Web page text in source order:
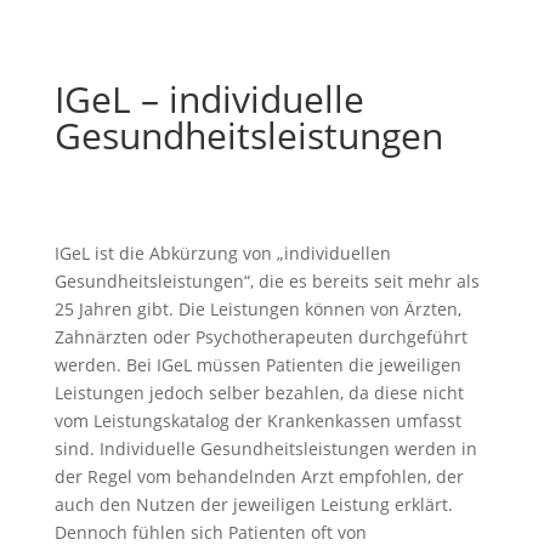
IGeL – individuelle
Gesundheitsleistungen
IGeL ist die Abkürzung von „individuellen
Gesundheitsleistungen“, die es bereits seit mehr als
25 Jahren gibt. Die Leistungen können von Ärzten,
Zahnärzten oder Psychotherapeuten durchgeführt
werden. Bei IGeL müssen Patienten die jeweiligen
Leistungen jedoch selber bezahlen, da diese nicht
vom Leistungskatalog der Krankenkassen umfasst
sind. Individuelle Gesundheitsleistungen werden in
der Regel vom behandelnden Arzt empfohlen, der
auch den Nutzen der jeweiligen Leistung erklärt.
Dennoch fühlen sich Patienten oft von